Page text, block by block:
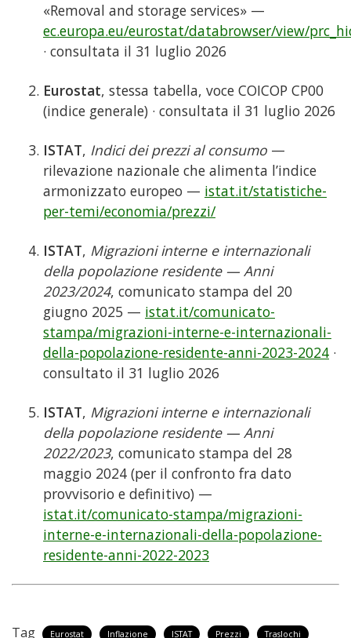
«Removal and storage services» —
ec.europa.eu/eurostat/databrowser/view/
· consultata il 31 luglio 2026
Eurostat, stessa tabella, voce COICOP CP00
(indice generale) · consultata il 31 luglio 2026
ISTAT, Indici dei prezzi al consumo —
rilevazione nazionale che alimenta l’indice
armonizzato europeo — istat.it/statistiche-
per-temi/economia/prezzi/
ISTAT, Migrazioni interne e internazionali
della popolazione residente — Anni
2023/2024, comunicato stampa del 20
giugno 2025 — istat.it/comunicato-
stampa/migrazioni-interne-e-internazionali-
della-popolazione-residente-anni-2023-2024 ·
consultato il 31 luglio 2026
ISTAT, Migrazioni interne e internazionali
della popolazione residente — Anni
2022/2023, comunicato stampa del 28
maggio 2024 (per il confronto fra dato
provvisorio e definitivo) —
istat.it/comunicato-stampa/migrazioni-
interne-e-internazionali-della-popolazione-
residente-anni-2022-2023
Tag Eurostat Inflazione ISTAT Prezzi Traslochi